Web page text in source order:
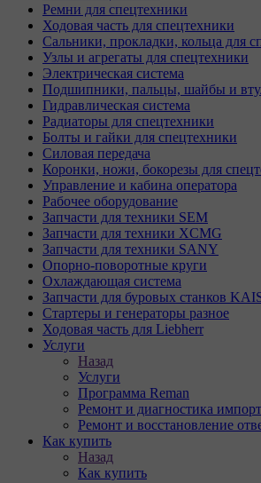
Ремни для спецтехники
Ходовая часть для спецтехники
Сальники, прокладки, кольца для
Узлы и агрегаты для спецтехники
Электрическая система
Подшипники, пальцы, шайбы и
Гидравлическая система
Радиаторы для спецтехники
Болты и гайки для спецтехники
Силовая передача
Коронки, ножи, бокорезы для
Управление и кабина оператора
Рабочее оборудование
Запчасти для техники SEM
Запчасти для техники XCMG
Запчасти для техники SANY
Опорно-поворотные круги
Охлаждающая система
Запчасти для буровых станков
Стартеры и генераторы разное
Ходовая часть для Liebherr
Услуги
Назад
Услуги
Программа Reman
Ремонт и диагностика
Ремонт и восстановление
Как купить
Назад
Как купить